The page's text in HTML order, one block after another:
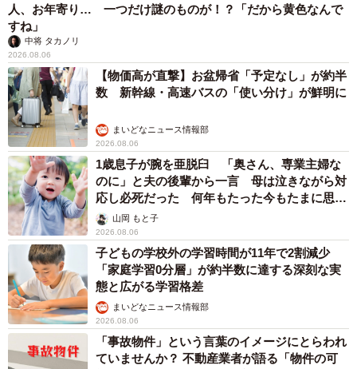
人、お年寄り… 一つだけ謎のものが！？「だから黄色なんで
すね」
中将 タカノリ
2026.08.06
【物価高が直撃】お盆帰省「予定なし」が約半
数 新幹線・高速バスの「使い分け」が鮮明に
まいどなニュース情報部
2026.08.06
1歳息子が腕を亜脱臼 「奥さん、専業主婦な
のに」と夫の後輩から一言 母は泣きながら対
応し必死だった 何年もたった今もたまに思い
出し…山岡 もと子
2026.08.06
子どもの学校外の学習時間が11年で2割減少
「家庭学習0分層」が約半数に達する深刻な実
態と広がる学習格差
まいどなニュース情報部
2026.08.06
「事故物件」という言葉のイメージにとらわれ
ていませんか？ 不動産業者が語る「物件の可